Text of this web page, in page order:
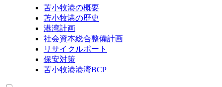
苫小牧港の概要
苫小牧港の歴史
港湾計画
社会資本総合整備計画
リサイクルポート
保安対策
苫小牧港港湾BCP